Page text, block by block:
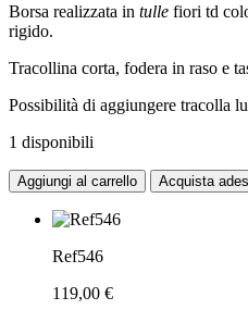
Borsa realizzata in tulle fiori td
rigido.
Tracollina corta, fodera in raso e
Possibilità di aggiungere tracolla
1 disponibili
Aggiungi al carrello Acquista
Ref546
119,00 €